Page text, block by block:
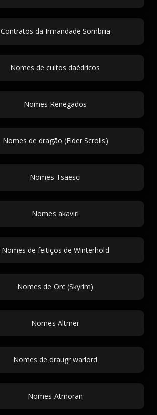
Contratos da Irmandade Sombria
Nomes de cultos daédricos
Nomes Renegados
Nomes de dragão (Elder Scrolls)
Nomes Tsaesci
Nomes akaviri
Nomes de feitiços de Winterhold
Nomes de Orc (Skyrim)
Nomes Altmer
Nomes de draugr warlord
Nomes Atmoran